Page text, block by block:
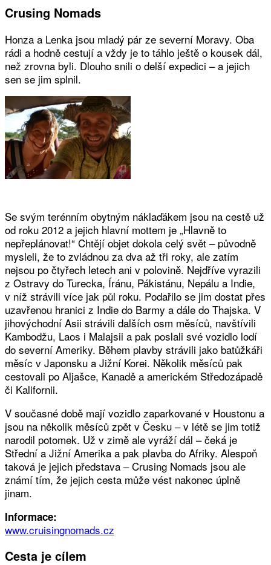
Crusing Nomads
Honza a Lenka jsou mladý pár ze severní Moravy. Oba
rádi a hodně cestují a vždy je to táhlo ještě o kousek dál,
než zrovna byli. Dlouho snili o delší expedici – a jejich
sen se jim splnil.
Se svým terénním obytným náklaďákem jsou na cestě už
od roku 2012 a jejich hlavní mottem je „Hlavně to
nepřeplánovat!“ Chtějí objet dokola celý svět – původně
mysleli, že to zvládnou za dva až tři roky, ale zatím
nejsou po čtyřech letech ani v polovině. Nejdříve vyrazili
z Ostravy do Turecka, Íránu, Pákistánu, Nepálu a Indie,
v níž strávili více jak půl roku. Podařilo se jim dostat přes
uzavřenou hranici z Indie do Barmy a dále do Thajska. V
jihovýchodní Asii strávili dalších osm měsíců, navštívili
Kambodžu, Laos i Malajsii a pak poslali své vozidlo lodí
do severní Ameriky. Během plavby strávili jako batůžkáři
měsíc v Japonsku a Jižní Korei. Několik měsíců pak
cestovali po Aljašce, Kanadě a americkém Středozápadě
či Kalifornii.
V současné době mají vozidlo zaparkované v Houstonu a
jsou na několik měsíců zpět v Česku – v létě se jim totiž
narodil potomek. Už v zimě ale vyráží dál – čeká je
Střední a Jižní Amerika a pak plavba do Afriky. Alespoň
taková je jejich představa – Crusing Nomads jsou ale
známí tím, že jejich cesta může vést nakonec úplně
jinam.
Informace:
www.cruisingnomads.cz
Cesta je cílem